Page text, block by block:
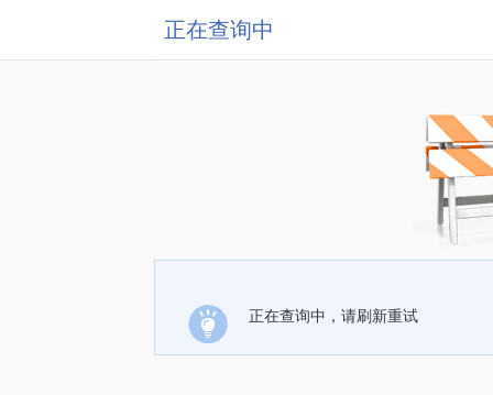
正在查询中
正在查询中，请刷新重试